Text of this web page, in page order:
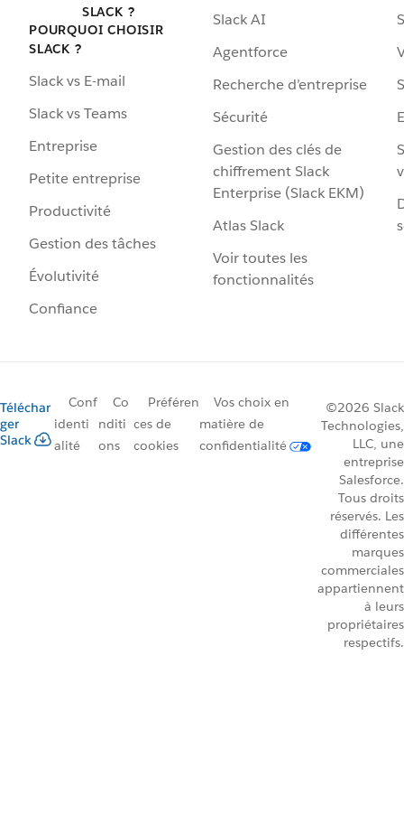
SLACK ?
POURQUOI CHOISIR
SLACK ?
Slack vs E-mail
Slack vs Teams
Entreprise
Petite entreprise
Productivité
Gestion des tâches
Évolutivité
Confiance
Slack AI
Agentforce
Recherche d’entreprise
Sécurité
Gestion des clés de
chiffrement Slack
Enterprise (Slack EKM)
Atlas Slack
Voir toutes les
fonctionnalités
Téléchar
ger
Slack
Conf
identi
alité
Co
nditi
ons
Préféren
ces de
cookies
Vos choix en
matière de
confidentialité
©2026 Slack
Technologies,
LLC, une
entreprise
Salesforce.
Tous droits
réservés. Les
différentes
marques
commerciales
appartiennent
à leurs
propriétaires
respectifs.